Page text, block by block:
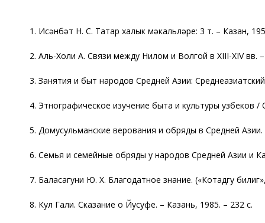
1. Исәнбәт Н. С. Татар халык мәкальләре: 3 т. – Казан,
2. Аль-Холи А. Связи между Нилом и Волгой в XIII-XIV вв.
3. Занятия и быт народов Средней Азии:
4. Этнографическое изучение быта и культуры узбеков
5. Домусульманские верования и обряды в Средней
6. Семья и семейные обряды у народов Средней Азии и
7. Баласагуни Ю. Х. Благодатное знание. («Котадгу
8. Кул Гали. Сказание о Йусуфе. – Казань, 1985. – 232 с.